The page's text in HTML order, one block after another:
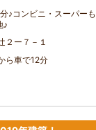
♪コンビニ・スーパー
♪
２ー７－１
ら車で12分